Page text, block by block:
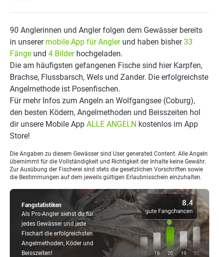
Fangstatistiken
Als Pro-Angler siehst du für
jedes Gewässer und jede
Fischart die erfolgreichsten
Angelmethoden, Köder und
Beisszeiten!
90 Anglerinnen und Angler folgen dem Gewässer bereits
in unserer mobile App für Anglerund haben bisher33
Fänge und 4 Bilderhochgeladen.
Die am häufigsten gefangenen Fische sind hier Karpfen,
Brachse, Flussbarsch, Wels und Zander. Die erfolgreichste
Angelmethode ist Posenfischen.
Für mehr Infos zum Angeln an Wolfgangsee (Coburg),
den besten Ködern, Angelmethoden und Beisszeiten hol
dir unsere Mobile App ALLE ANGELN kostenlos im App
Store!
Die Angaben zu diesem Gewässer sind User generated Content. Alle Angeln
übernimmt für die Vollständigkeit und Richtigkeit der Inhalte keine Gewähr.
Zur Ausübung der Fischerei sind stets die gesetzlichen Vorschriften sowie
die Bestimmungen auf dem jeweils gültigen Erlaubnisschein einzuhalten.